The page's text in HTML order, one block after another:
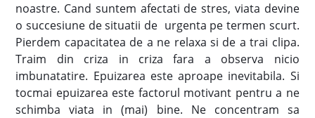
noastre. Cand suntem afectati de stres, viata devine
o succesiune de situatii de urgenta pe termen scurt.
Pierdem capacitatea de a ne relaxa si de a trai clipa.
Traim din criza in criza fara a observa nicio
imbunatatire. Epuizarea este aproape inevitabila. Si
tocmai epuizarea este factorul motivant pentru a ne
schimba viata in (mai) bine. Ne concentram sa